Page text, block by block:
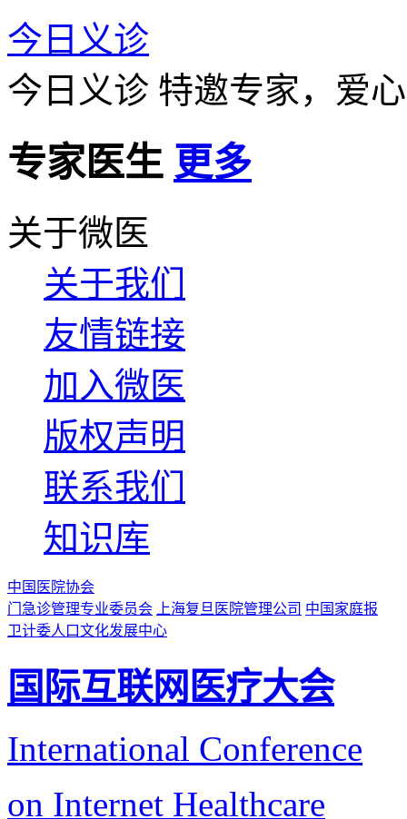
今日义诊
今日义诊 特邀专家，爱
专家医生 更多
关于微医
关于我们
友情链接
加入微医
版权声明
联系我们
知识库
中国医院协会
门急诊管理专业委员会 上海复旦医院管理公司 中国家庭报
卫计委人口文化发展中心
国际互联网医疗大会
International Conference
on Internet Healthcare